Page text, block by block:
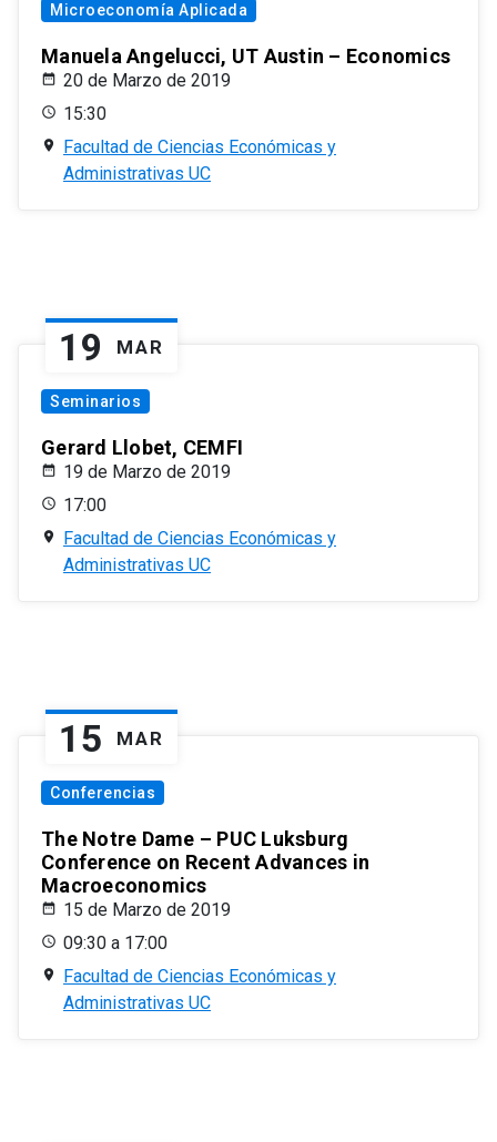
Microeconomía Aplicada
Manuela Angelucci, UT Austin – Economics
20 de Marzo de 2019
15:30
Facultad de Ciencias Económicas y
Administrativas UC
19 MAR
Seminarios
Gerard Llobet, CEMFI
19 de Marzo de 2019
17:00
Facultad de Ciencias Económicas y
Administrativas UC
15 MAR
Conferencias
The Notre Dame – PUC Luksburg
Conference on Recent Advances in
Macroeconomics
15 de Marzo de 2019
09:30 a 17:00
Facultad de Ciencias Económicas y
Administrativas UC